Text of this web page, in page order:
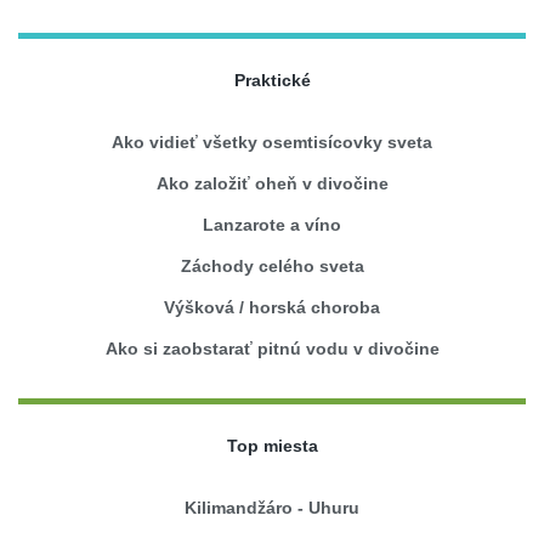
Praktické
Ako vidieť všetky osemtisícovky sveta
Ako založiť oheň v divočine
Lanzarote a víno
Záchody celého sveta
Výšková / horská choroba
Ako si zaobstarať pitnú vodu v divočine
Top miesta
Kilimandžáro - Uhuru